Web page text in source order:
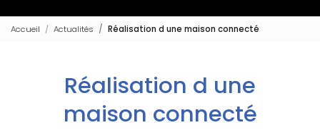
Accueil Actualités Réalisation d une maison connecté
Réalisation d une
maison connecté